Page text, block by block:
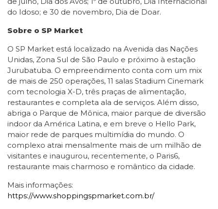
do Idoso; e 30 de novembro, Dia de Doar.
Sobre o SP Market
O SP Market está localizado na Avenida das Nações
Unidas, Zona Sul de São Paulo e próximo à estação
Jurubatuba. O empreendimento conta com um mix
de mais de 250 operações, 11 salas Stadium Cinemark
com tecnologia X-D, três praças de alimentação,
restaurantes e completa ala de serviços. Além disso,
abriga o Parque de Mônica, maior parque de diversão
indoor da América Latina, e em breve o Hello Park,
maior rede de parques multimídia do mundo. O
complexo atrai mensalmente mais de um milhão de
visitantes e inaugurou, recentemente, o Paris6,
restaurante mais charmoso e romântico da cidade.
Mais informações:
https://www.shoppingspmarket.com.br/